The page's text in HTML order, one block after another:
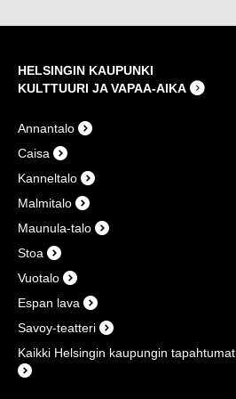
HELSINGIN KAUPUNKI
KULTTUURI JA VAPAA-AIKA
Annantalo
Caisa
Kanneltalo
Malmitalo
Maunula-talo
Stoa
Vuotalo
Espan lava
Savoy-teatteri
Kaikki Helsingin kaupungin tapahtumat